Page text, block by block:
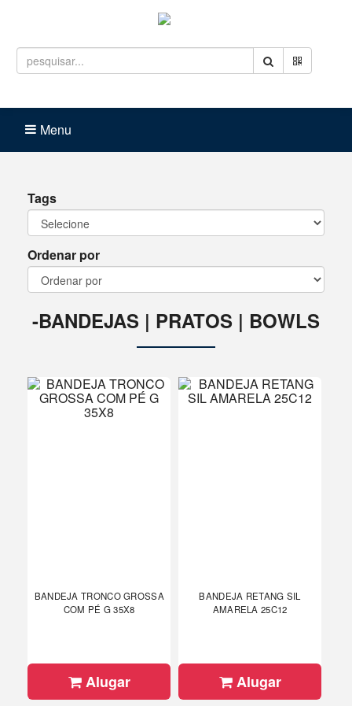
Menu
Tags
Ordenar por
-BANDEJAS | PRATOS | BOWLS
BANDEJA TRONCO GROSSA
COM PÉ G 35X8
Alugar
BANDEJA RETANG SIL
AMARELA 25C12
Alugar